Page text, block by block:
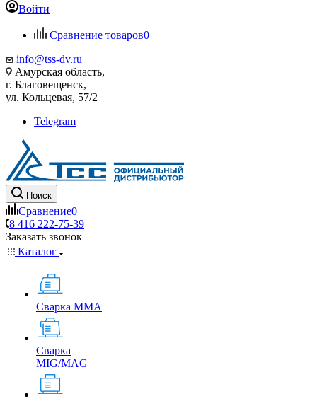
Войти
Сравнение товаров0
info@tss-dv.ru
Амурская область,
г. Благовещенск,
ул. Кольцевая, 57/2
Telegram
Поиск
Сравнение0
8 416 222-75-39
Заказать звонок
Каталог
Сварка MMA
Сварка
MIG/MAG